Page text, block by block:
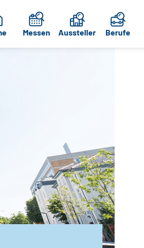
Messen Aussteller Berufe